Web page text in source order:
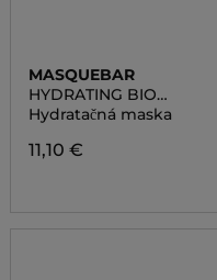
MASQUEBAR
HYDRATING BIO
CELLULOSE SHEET MASK
Hydratačná maska
11,10 €